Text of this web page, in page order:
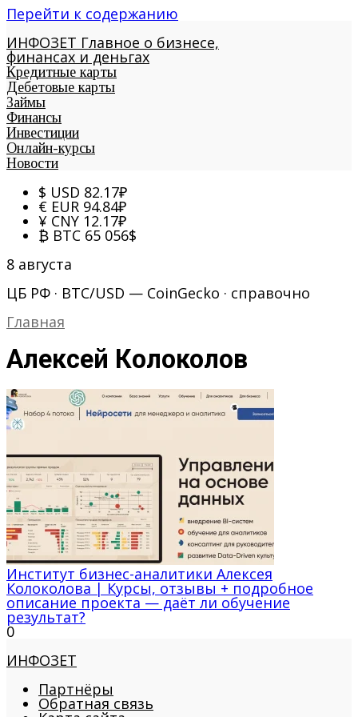
Перейти к содержанию
ИНФОЗЕТ Главное о бизнесе,
финансах и деньгах
Кредитные карты
Дебетовые карты
Займы
Финансы
Инвестиции
Онлайн-курсы
Новости
$ USD 82.17₽
€ EUR 94.84₽
¥ CNY 12.17₽
₿ BTC 65 056$
8 августа
ЦБ РФ · BTC/USD — CoinGecko · справочно
Главная
Алексей Колоколов
Институт бизнес-аналитики Алексея
Колоколова | Курсы, отзывы + подробное
описание проекта — даёт ли обучение
результат?
0
ИНФОЗЕТ
Партнёры
Обратная связь